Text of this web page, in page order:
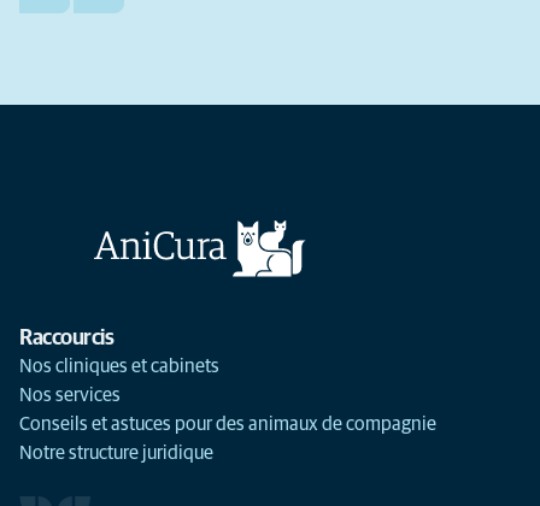
Raccourcis
Nos cliniques et cabinets
Nos services
Conseils et astuces pour des animaux de compagnie
Notre structure juridique